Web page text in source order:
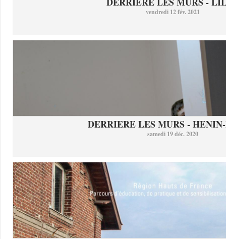
vendredi 12 fév. 2021
DERRIERE LES MURS -
samedi 19 déc. 2020